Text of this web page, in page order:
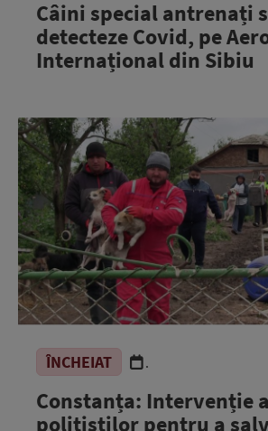
Câini special antrenați
detecteze Covid, pe
Internațional din Sibiu
ÎNCHEIAT .
Constanța: Intervenție a
polițiștilor pentru a